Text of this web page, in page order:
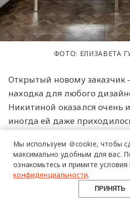
ФОТО: ЕЛИЗАВЕТА
Открытый новому
находка для любого
Никитиной оказался очень
иногда ей даже
направляя их в
Наполненная
квартира расположена в
года постройки, поэтому
про
и
в
Мы используем 🍪cookie, чтобы
максимально удобным для вас.
ознакомьтесь и примите
конфиденциальности.
ПРИНЯТЬ